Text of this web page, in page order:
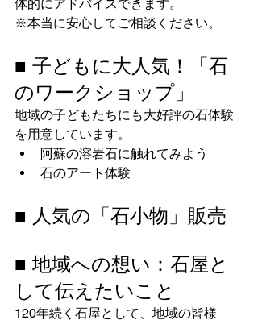
体的にアドバイスできます。
※本当に安心してご相談ください。
■ 子どもに大人気！「石
のワークショップ」
地域の子どもたちにも大好評の石体験
を用意しています。
阿蘇の溶岩石に触れてみよう
石のアート体験
■ 人気の「石小物」販売
■ 地域への想い：石屋と
して伝えたいこと
120年続く石屋として、地域の皆様